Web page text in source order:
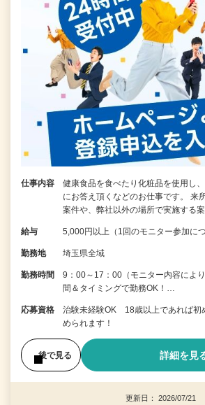
仕事内容
健康食品を食べたり化粧品を使用し
にお答え頂くなどのお仕事です。 来
案件や、弊社以外の場所で実施する
給与 5,000円以上（1回のモニター参加
勤務地 埼玉県全域
勤務時間
9：00～17：00（モニター内容によ
間＆タイミングで勤務OK！…
応募資格
治験未経験OK 18歳以上であれば初
められます！
後で見る 詳細を見
更新日： 2026/07/21